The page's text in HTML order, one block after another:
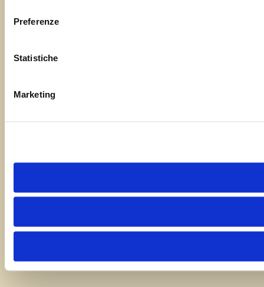
Preferenze
Statistiche
Marketing